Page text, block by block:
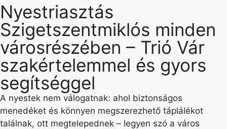
Nyestriasztás
Szigetszentmiklós minden
városrészében – Trió Vár
szakértelemmel és gyors
segítséggel
A nyestek nem válogatnak: ahol biztonságos
menedéket és könnyen megszerezhető táplálékot
találnak, ott megtelepednek – legyen szó a város